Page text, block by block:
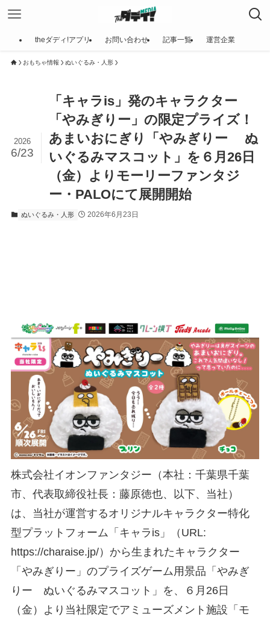
theダディ!アプリ お問い合わせ 記事一覧 運営企業
おもちゃ情報 ぬいぐるみ・人形
「キャラis」発のキャラクター
「やみぎりー」の限定プライズ！
あまいおにぎり「やみぎりー ぬ
いぐるみマスコット」を６月26日
（金）よりモーリーファンタジ
ー・PALOにて展開開始
2026
6/23
ぬいぐるみ・人形 2026年6月23日
株式会社イオンファンタジー（本社：千葉県千葉
市、代表取締役社長：藤原徳也、以下、当社）
は、当社が運営するオリジナルキャラクター特化
型プラットフォーム「キャラis」（URL:
https://charaise.jp/）から生まれたキャラクター
「やみぎりー」のプライズゲーム用景品「やみぎ
りー ぬいぐるみマスコット」を、６月26日
（金）より当社限定でアミューズメント施設「モ